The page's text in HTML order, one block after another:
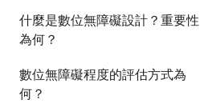
什麼是數位無障礙設計？重要性
為何？
數位無障礙程度的評估方式為
何？